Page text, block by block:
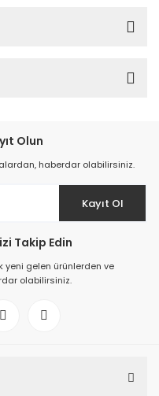
Olun
haberdar olabilirsiniz.
Kayıt Ol
Takip Edin
gelen ürünlerden ve
olabilirsiniz.